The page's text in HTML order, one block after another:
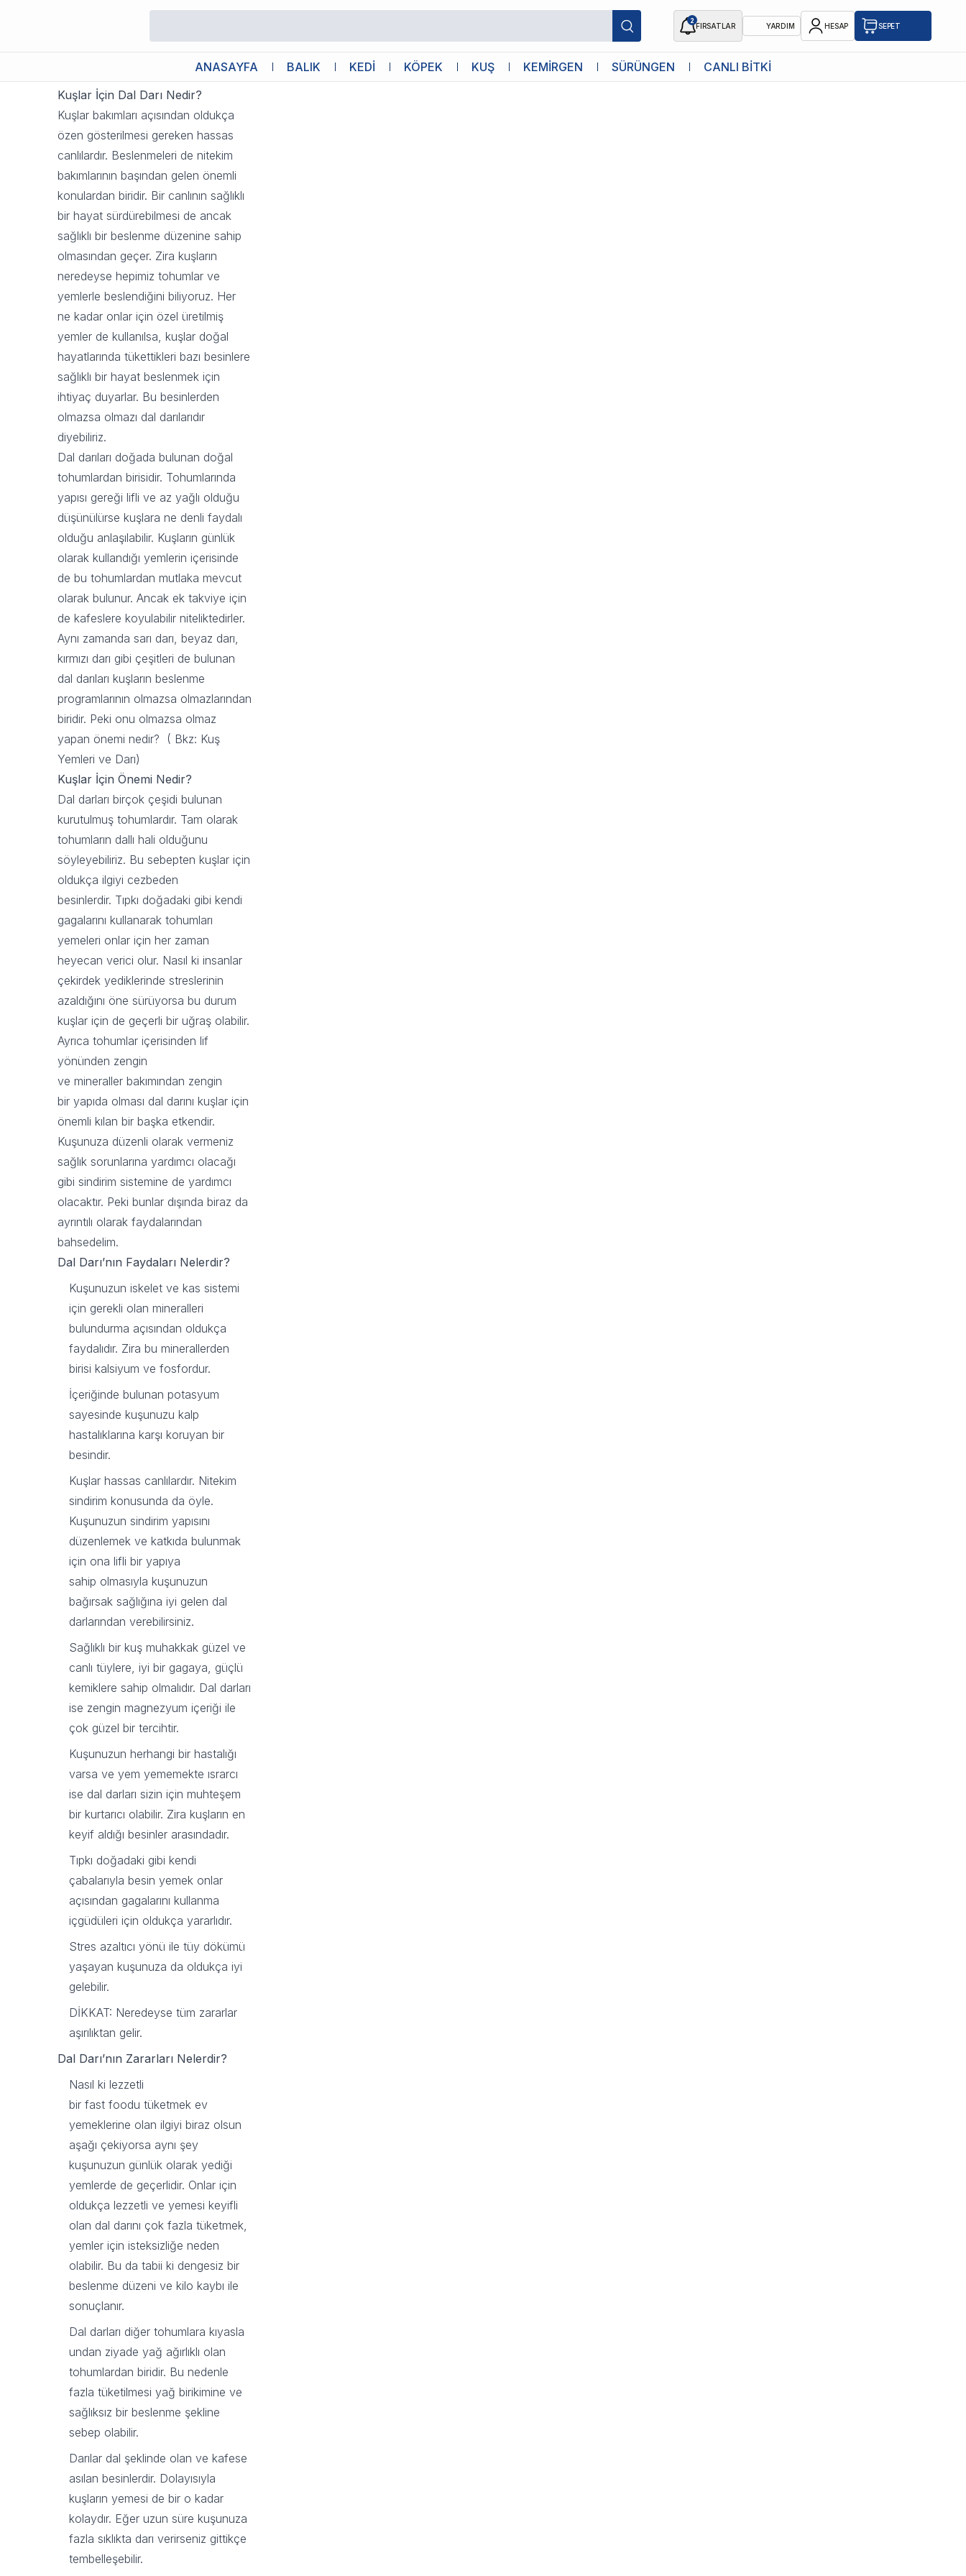
2
FIRSATLAR YARDIM HESAP SEPET
ANASAYFA BALIK KEDİ KÖPEK KUŞ KEMİRGEN SÜRÜNGEN CANLI BİTKİ
Kuşlarda Dal Darı Nedir?
Kuşlar İçin Dal Darı Nedir?
Kuşlar bakımları açısından oldukça
özen gösterilmesi gereken hassas
canlılardır. Beslenmeleri de nitekim
bakımlarının başından gelen önemli
konulardan biridir. Bir canlının sağlıklı
bir hayat sürdürebilmesi de ancak
sağlıklı bir beslenme düzenine sahip
olmasından geçer. Zira kuşların
neredeyse hepimiz tohumlar ve
yemlerle beslendiğini biliyoruz. Her
ne kadar onlar için özel üretilmiş
yemler de kullanılsa, kuşlar doğal
hayatlarında tükettikleri bazı besinlere
sağlıklı bir hayat beslenmek için
ihtiyaç duyarlar. Bu besinlerden
olmazsa olmazı dal darılarıdır
diyebiliriz.
Dal darıları doğada bulunan doğal
tohumlardan birisidir. Tohumlarında
yapısı gereği lifli ve az yağlı olduğu
düşünülürse kuşlara ne denli faydalı
olduğu anlaşılabilir. Kuşların günlük
olarak kullandığı yemlerin içerisinde
de bu tohumlardan mutlaka mevcut
olarak bulunur. Ancak ek takviye için
de kafeslere koyulabilir niteliktedirler.
Aynı zamanda sarı darı, beyaz darı,
kırmızı darı gibi çeşitleri de bulunan
dal darıları kuşların beslenme
programlarının olmazsa olmazlarından
biridir. Peki onu olmazsa olmaz
yapan önemi nedir? ( Bkz: Kuş
Yemleri ve Darı)
Kuşlar İçin Önemi Nedir?
Dal darları birçok çeşidi bulunan
kurutulmuş tohumlardır. Tam olarak
tohumların dallı hali olduğunu
söyleyebiliriz. Bu sebepten kuşlar için
oldukça ilgiyi cezbeden
besinlerdir. Tıpkı doğadaki gibi kendi
gagalarını kullanarak tohumları
yemeleri onlar için her zaman
heyecan verici olur. Nasıl ki insanlar
çekirdek yediklerinde streslerinin
azaldığını öne sürüyorsa bu durum
kuşlar için de geçerli bir uğraş olabilir.
Ayrıca tohumlar içerisinden lif
yönünden zengin
ve mineraller bakımından zengin
bir yapıda olması dal darını kuşlar için
önemli kılan bir başka etkendir.
Kuşunuza düzenli olarak vermeniz
sağlık sorunlarına yardımcı olacağı
gibi sindirim sistemine de yardımcı
olacaktır. Peki bunlar dışında biraz da
ayrıntılı olarak faydalarından
bahsedelim.
Dal Darı’nın Faydaları Nelerdir?
Kuşunuzun iskelet ve kas sistemi
için gerekli olan mineralleri
bulundurma açısından oldukça
faydalıdır. Zira bu minerallerden
birisi kalsiyum ve fosfordur.
İçeriğinde bulunan potasyum
sayesinde kuşunuzu kalp
hastalıklarına karşı koruyan bir
besindir.
Kuşlar hassas canlılardır. Nitekim
sindirim konusunda da öyle.
Kuşunuzun sindirim yapısını
düzenlemek ve katkıda bulunmak
için ona lifli bir yapıya
sahip olmasıyla kuşunuzun
bağırsak sağlığına iyi gelen dal
darlarından verebilirsiniz.
Sağlıklı bir kuş muhakkak güzel ve
canlı tüylere, iyi bir gagaya, güçlü
kemiklere sahip olmalıdır. Dal darları
ise zengin magnezyum içeriği ile
çok güzel bir tercihtir.
Kuşunuzun herhangi bir hastalığı
varsa ve yem yememekte ısrarcı
ise dal darları sizin için muhteşem
bir kurtarıcı olabilir. Zira kuşların en
keyif aldığı besinler arasındadır.
Tıpkı doğadaki gibi kendi
çabalarıyla besin yemek onlar
açısından gagalarını kullanma
içgüdüleri için oldukça yararlıdır.
Stres azaltıcı yönü ile tüy dökümü
yaşayan kuşunuza da oldukça iyi
gelebilir.
DİKKAT: Neredeyse tüm zararlar
aşırılıktan gelir.
Dal Darı’nın Zararları Nelerdir?
Nasıl ki lezzetli
bir fast foodu tüketmek ev
yemeklerine olan ilgiyi biraz olsun
aşağı çekiyorsa aynı şey
kuşunuzun günlük olarak yediği
yemlerde de geçerlidir. Onlar için
oldukça lezzetli ve yemesi keyifli
olan dal darını çok fazla tüketmek,
yemler için isteksizliğe neden
olabilir. Bu da tabii ki dengesiz bir
beslenme düzeni ve kilo kaybı ile
sonuçlanır.
Dal darları diğer tohumlara kıyasla
undan ziyade yağ ağırlıklı olan
tohumlardan biridir. Bu nedenle
fazla tüketilmesi yağ birikimine ve
sağlıksız bir beslenme şekline
sebep olabilir.
Darılar dal şeklinde olan ve kafese
asılan besinlerdir. Dolayısıyla
kuşların yemesi de bir o kadar
kolaydır. Eğer uzun süre kuşunuza
fazla sıklıkta darı verirseniz gittikçe
tembelleşebilir.